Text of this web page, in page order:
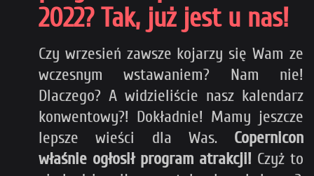
2022? Tak, już jest u nas!
Czy wrzesień zawsze kojarzy się Wam ze
wczesnym wstawaniem? Nam nie!
Dlaczego? A widzieliście nasz kalendarz
konwentowy?! Dokładnie! Mamy jeszcze
lepsze wieści dla Was. Copernicon
właśnie ogłosił program atrakcji! Czyż to